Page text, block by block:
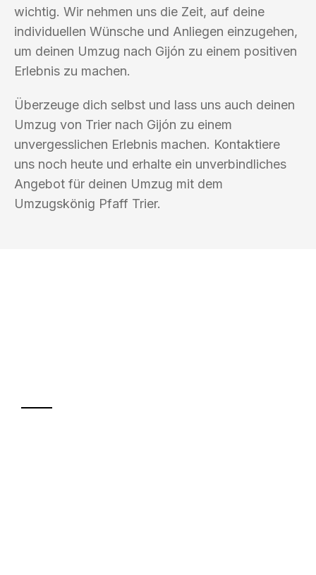
wichtig. Wir nehmen uns die Zeit, auf deine
individuellen Wünsche und Anliegen einzugehen,
um deinen Umzug nach Gijón zu einem positiven
Erlebnis zu machen.
Überzeuge dich selbst und lass uns auch deinen
Umzug von Trier nach Gijón zu einem
unvergesslichen Erlebnis machen. Kontaktiere
uns noch heute und erhalte ein unverbindliches
Angebot für deinen Umzug mit dem
Umzugskönig Pfaff Trier.